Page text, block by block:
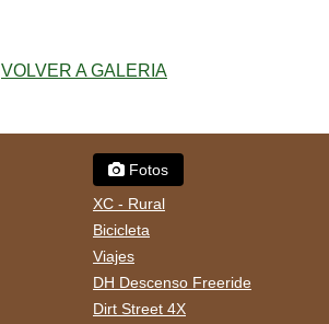
VOLVER A GALERIA
Fotos
XC - Rural
Bicicleta
Viajes
DH Descenso Freeride
Dirt Street 4X